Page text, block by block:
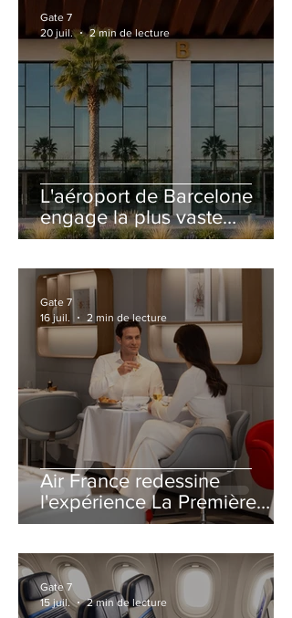
L'aéroport de Barcelone
engage la plus vaste
rénovation de son Terminal
Gate 7
20 juil.
2 min de lecture
Air France redessine
l'expérience La Première
avec un salon entièrement
Gate 7
16 juil.
2 min de lecture
Gate 7
15 juil.
2 min de lecture